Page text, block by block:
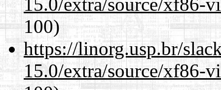
100)
https://linorg.usp.br/
15.0/extra/source/xf86-